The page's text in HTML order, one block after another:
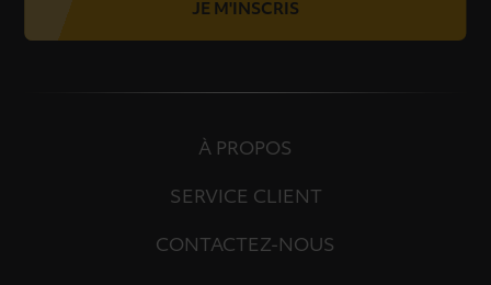
JE M'INSCRIS
À PROPOS
SERVICE CLIENT
CONTACTEZ-NOUS